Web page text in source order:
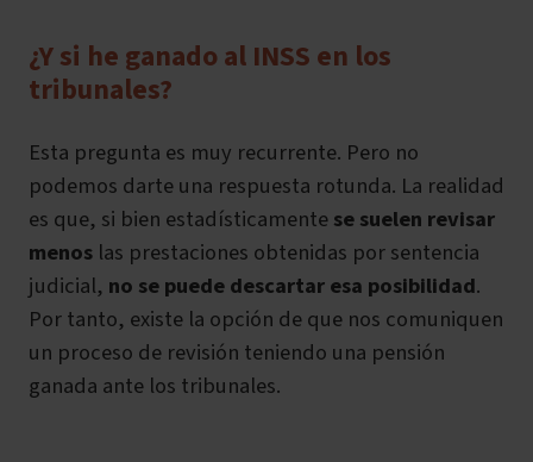
¿Y si he ganado al INSS en los
tribunales?
Esta pregunta es muy recurrente. Pero no
podemos darte una respuesta rotunda. La realidad
es que, si bien estadísticamentese suelen revisar
menos las prestaciones obtenidas por sentencia
judicial, no se puede descartar esa posibilidad.
Por tanto, existe la opción de que nos comuniquen
un proceso de revisión teniendo una pensión
ganada ante los tribunales.